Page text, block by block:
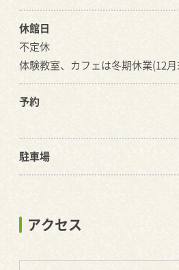
休館日
不定休
体験教室、カフェは冬期休業(12
予約
駐車場
アクセス